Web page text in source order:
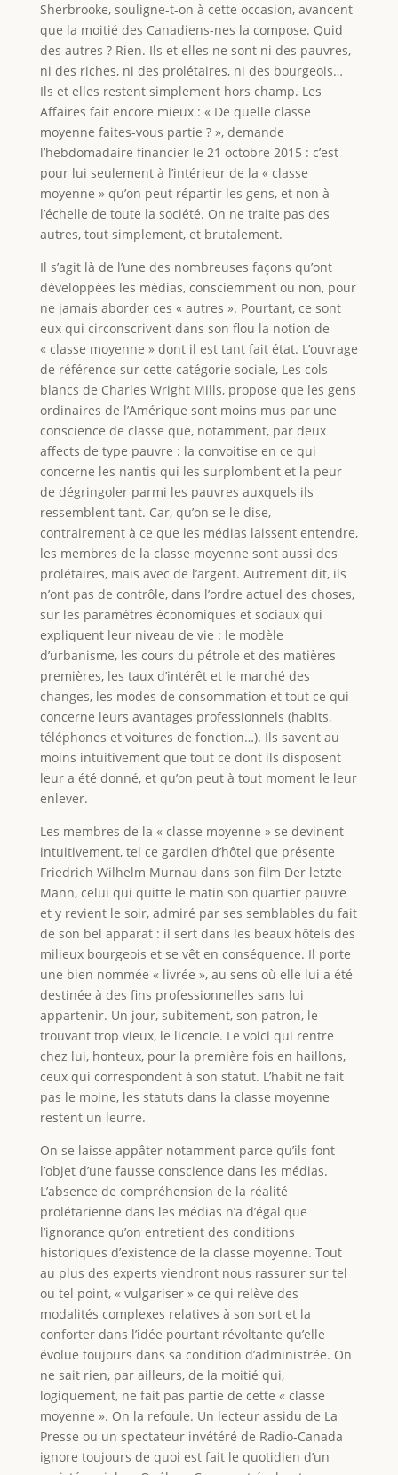
Sherbrooke, souligne-t-on à cette occasion, avancent
que la moitié des Canadiens-nes la compose. Quid
des autres ? Rien. Ils et elles ne sont ni des pauvres,
ni des riches, ni des prolétaires, ni des bourgeois…
Ils et elles restent simplement hors champ. Les
Affaires fait encore mieux : « De quelle classe
moyenne faites-vous partie ? », demande
l’hebdomadaire financier le 21 octobre 2015 : c’est
pour lui seulement à l’intérieur de la « classe
moyenne » qu’on peut répartir les gens, et non à
l’échelle de toute la société. On ne traite pas des
autres, tout simplement, et brutalement.
Il s’agit là de l’une des nombreuses façons qu’ont
développées les médias, consciemment ou non, pour
ne jamais aborder ces « autres ». Pourtant, ce sont
eux qui circonscrivent dans son flou la notion de
« classe moyenne » dont il est tant fait état. L’ouvrage
de référence sur cette catégorie sociale, Les cols
blancs de Charles Wright Mills, propose que les gens
ordinaires de l’Amérique sont moins mus par une
conscience de classe que, notamment, par deux
affects de type pauvre : la convoitise en ce qui
concerne les nantis qui les surplombent et la peur
de dégringoler parmi les pauvres auxquels ils
ressemblent tant. Car, qu’on se le dise,
contrairement à ce que les médias laissent entendre,
les membres de la classe moyenne sont aussi des
prolétaires, mais avec de l’argent. Autrement dit, ils
n’ont pas de contrôle, dans l’ordre actuel des choses,
sur les paramètres économiques et sociaux qui
expliquent leur niveau de vie : le modèle
d’urbanisme, les cours du pétrole et des matières
premières, les taux d’intérêt et le marché des
changes, les modes de consommation et tout ce qui
concerne leurs avantages professionnels (habits,
téléphones et voitures de fonction…). Ils savent au
moins intuitivement que tout ce dont ils disposent
leur a été donné, et qu’on peut à tout moment le leur
enlever.
Les membres de la « classe moyenne » se devinent
intuitivement, tel ce gardien d’hôtel que présente
Friedrich Wilhelm Murnau dans son film Der letzte
Mann, celui qui quitte le matin son quartier pauvre
et y revient le soir, admiré par ses semblables du fait
de son bel apparat : il sert dans les beaux hôtels des
milieux bourgeois et se vêt en conséquence. Il porte
une bien nommée « livrée », au sens où elle lui a été
destinée à des fins professionnelles sans lui
appartenir. Un jour, subitement, son patron, le
trouvant trop vieux, le licencie. Le voici qui rentre
chez lui, honteux, pour la première fois en haillons,
ceux qui correspondent à son statut. L’habit ne fait
pas le moine, les statuts dans la classe moyenne
restent un leurre.
On se laisse appâter notamment parce qu’ils font
l’objet d’une fausse conscience dans les médias.
L’absence de compréhension de la réalité
prolétarienne dans les médias n’a d’égal que
l’ignorance qu’on entretient des conditions
historiques d’existence de la classe moyenne. Tout
au plus des experts viendront nous rassurer sur tel
ou tel point, « vulgariser » ce qui relève des
modalités complexes relatives à son sort et la
conforter dans l’idée pourtant révoltante qu’elle
évolue toujours dans sa condition d’administrée. On
ne sait rien, par ailleurs, de la moitié qui,
logiquement, ne fait pas partie de cette « classe
moyenne ». On la refoule. Un lecteur assidu de La
Presse ou un spectateur invétéré de Radio-Canada
ignore toujours de quoi est fait le quotidien d’un